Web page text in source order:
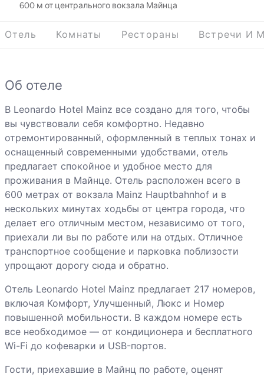
600 м от центрального вокзала Майнца
Отель Комнаты Рестораны Встречи И
Об отеле
В Leonardo Hotel Mainz все создано для того, чтобы
вы чувствовали себя комфортно. Недавно
отремонтированный, оформленный в теплых тонах и
оснащенный современными удобствами, отель
предлагает спокойное и удобное место для
проживания в Майнце. Отель расположен всего в
600 метрах от вокзала Mainz Hauptbahnhof и в
нескольких минутах ходьбы от центра города, что
делает его отличным местом, независимо от того,
приехали ли вы по работе или на отдых. Отличное
транспортное сообщение и парковка поблизости
упрощают дорогу сюда и обратно.
Отель Leonardo Hotel Mainz предлагает 217 номеров,
включая Комфорт, Улучшенный, Люкс и Номер
повышенной мобильности. В каждом номере есть
все необходимое — от кондиционера и бесплатного
Wi-Fi до кофеварки и USB-портов.
Гости, приехавшие в Майнц по работе, оценят